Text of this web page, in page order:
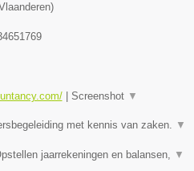
)
| Screenshot ▼
met kennis van zaken. ▼
jaarrekeningen en balansen, ▼